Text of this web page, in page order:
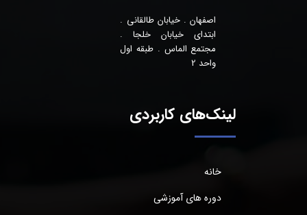
اصفهان . خیابان طالقانی .
ابتدای خیابان خلجا .
مجتمع الماس . طبقه اول
واحد 2
لینک‌های کاربردی
خانه
دوره های آموزشی